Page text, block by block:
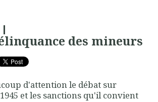
des mineurs
d'attention le débat sur
et les sanctions qu'il convient